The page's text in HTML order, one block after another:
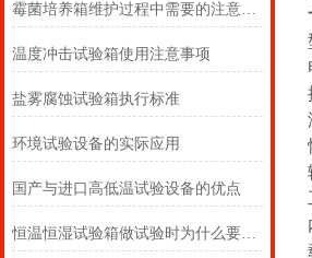
霉菌培养箱维护过程中需要的注意事项
温度冲击试验箱使用注意事项
盐雾腐蚀试验箱执行标准
环境试验设备的实际应用
国产与进口高低温试验设备的优点
恒温恒湿试验箱做试验时为什么要选用纯净水